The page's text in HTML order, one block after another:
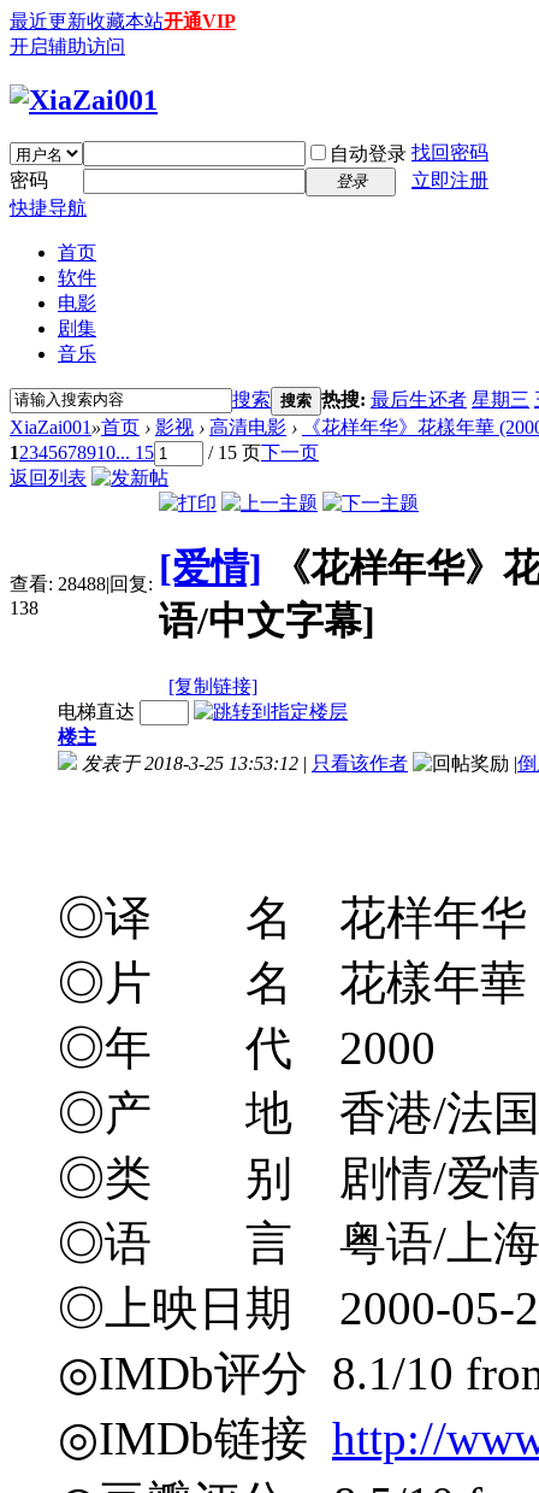
最近更新收藏本站开通VIP
开启辅助访问
自动登录 找回密码
密码
登录
立即注册
快捷导航
首页
软件
电影
剧集
音乐
搜索 搜索 热搜: 最后生还者 星期三
XiaZai001 »首页 › 影视 › 高清电影 ›
《花样年华》花樣年華
12345678910... 15 / 15 页下一页
返回列表
查看: 28488|回复:
138
[爱情]
《花样年华》
语/中文字幕]
[复制链接]
电梯直达
楼主
发表于 2018-3-25 13:53:12 | 只看该作者 |
◎译 名 花样年华
◎片 名 花樣年華
◎年 代 2000
◎产 地 香港/法国
◎类 别 剧情/爱情
◎语 言 粤语/上海
◎上映日期 2000-05-
◎IMDb评分 8.1/10
◎IMDb链接 http://